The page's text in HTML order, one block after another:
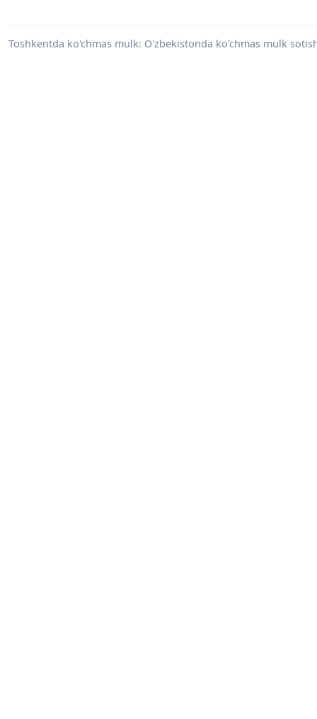
Toshkentda ko'chmas mulk: O'zbekistonda ko'chmas mulk